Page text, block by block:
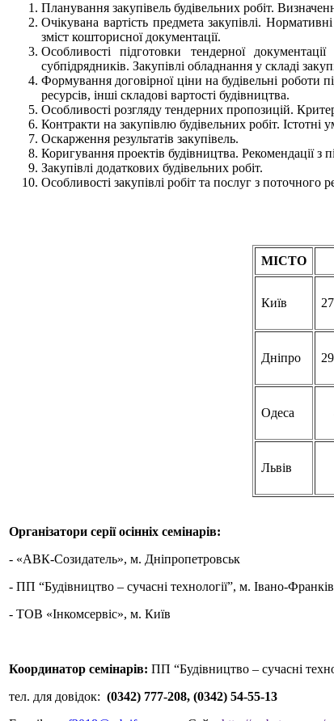
Планування закупівель будівельних робіт.
Очікувана вартість предмета закупівлі.
зміст кошторисної документації.
Особливості підготовки тендерної
субпідрядників. Закупівлі обладнання у складі
Формування договірної ціни на будівельні роботи
ресурсів, інші складові вартості будівництва.
Особливості розгляду тендерних пропозицій.
Контракти на закупівлю будівельних робіт.
Оскарження результатів закупівель.
Коригування проектів будівництва. Рекомендації
Закупівлі додаткових будівельних робіт.
Особливості закупівлі робіт та послуг з поточного
МІСТО
Київ
Дніпро
Одеса
Львів
Організатори серії осінніх семінарів:
- «АВК-Созидатель», м. Дніпропетровськ
- ПП “Будівництво – сучасні технології”, м. Івано-
- ТОВ «Інкомсервіс», м. Київ
Координатор семінарів: ПП “Будівництво – сучасні
тел. для довідок: (0342) 777-208, (0342) 54-55-13